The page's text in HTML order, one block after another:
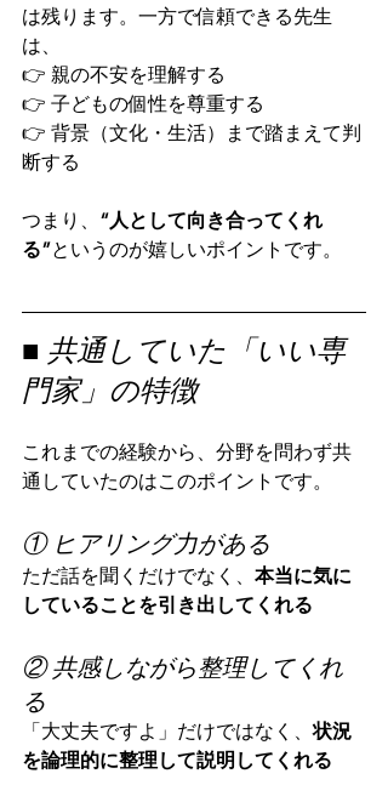
は残ります。一方で信頼できる先生
は、
👉 親の不安を理解する
👉 子どもの個性を尊重する
👉 背景（文化・生活）まで踏まえて判
断する
つまり、 “人として向き合ってくれ
る”というのが嬉しいポイントです。
■ 共通していた「いい専
門家」の特徴
これまでの経験から、分野を問わず共
通していたのはこのポイントです。
① ヒアリング力がある
ただ話を聞くだけでなく、 本当に気に
していることを引き出してくれる
② 共感しながら整理してくれ
る
「大丈夫ですよ」だけではなく、状況
を論理的に整理して説明してくれる